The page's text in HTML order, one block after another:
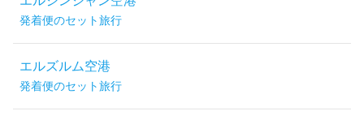
発着便のセット旅行
エルズルム空港
発着便のセット旅行